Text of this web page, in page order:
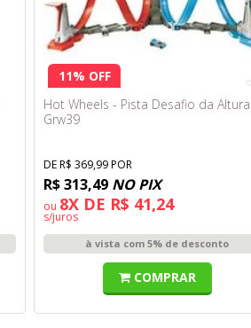
11% OFF
Hot Wheels - Pista Desafio da Altura
Grw39
DE R$ 369,99 POR
R$ 313,49 NO PIX
ou 8X DE R$ 41,24
s/juros
à vista com 5% de desconto
COMPRAR